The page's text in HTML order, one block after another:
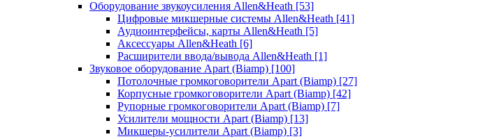
Оборудование звукоусиления Allen&Heath [53]
Цифровые микшерные системы Allen&Heath [41]
Аудиоинтерфейсы, карты Allen&Heath [5]
Аксессуары Allen&Heath [6]
Расширители ввода/вывода Allen&Heath [1]
Звуковое оборудование Apart (Biamp) [100]
Потолочные громкоговорители Apart (Biamp) [27]
Корпусные громкоговорители Apart (Biamp) [42]
Рупорные громкоговорители Apart (Biamp) [7]
Усилители мощности Apart (Biamp) [13]
Микшеры-усилители Apart (Biamp) [3]